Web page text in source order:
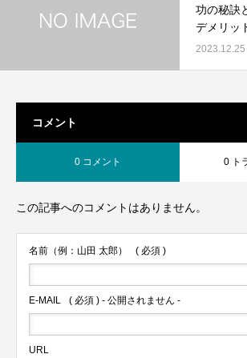
功の秘訣
デメリッ
の選び方
2023.12.25
コメント
0 コメント 0 ト
この記事へのコメントはありません。
名前（例：山田 太郎） ( 必須 )
E-MAIL ( 必須 ) - 公開されません -
URL